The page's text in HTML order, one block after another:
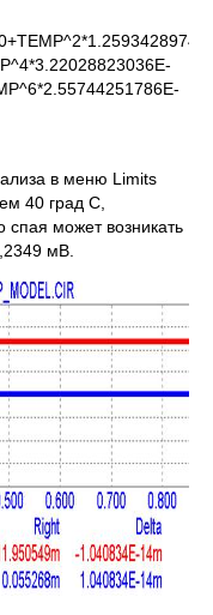
в меню Limits
40 град С,
может возникать
мВ.